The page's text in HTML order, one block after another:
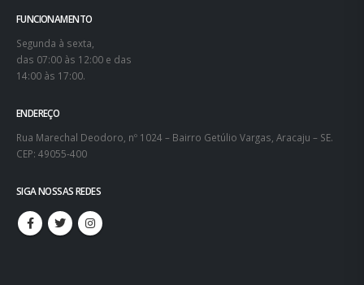
FUNCIONAMENTO
Segunda à sexta,
das 07:00 às 12:00 e das
14:00 às 17:00.
ENDEREÇO
Rua Marechal Deodoro, nº 1024 – Bairro Getúlio Vargas, Aracaju – SE.
CEP: 49055-400
SIGA NOSSAS REDES